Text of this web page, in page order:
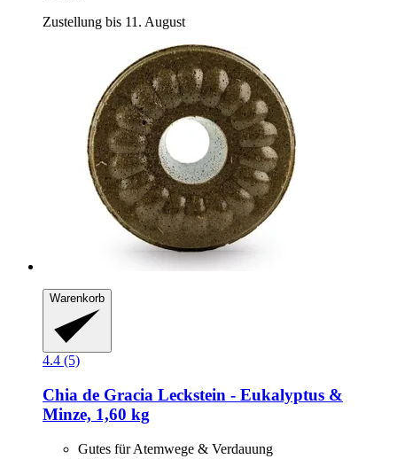
Zustellung bis 11. August
Warenkorb
4.4 (5)
Chia de Gracia Leckstein -​ Eukalyptus &
Minze, 1,60 kg
Gutes für Atemwege & Verdauung